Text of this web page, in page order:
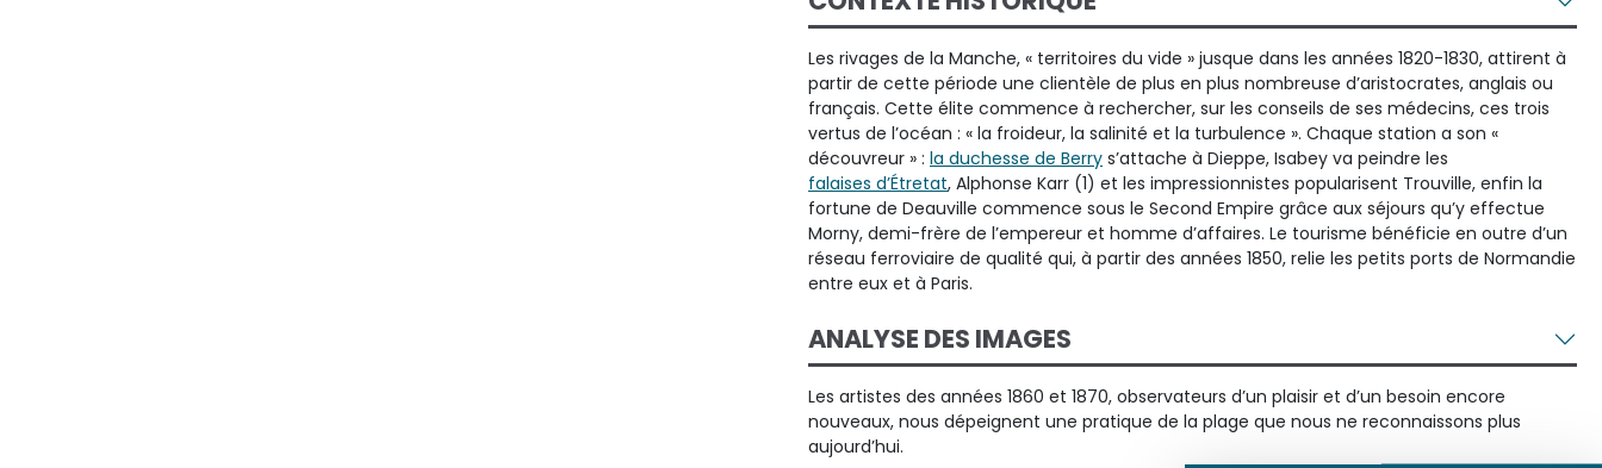
Les rivages de la Manche, « territoires du vide » jusque dans les années 1820-1830, attirent à
partir de cette période une clientèle de plus en plus nombreuse d’aristocrates, anglais ou
français. Cette élite commence à rechercher, sur les conseils de ses médecins, ces trois
vertus de l’océan : « la froideur, la salinité et la turbulence ». Chaque station a son «
découvreur » : la duchesse de Berry s’attache à Dieppe, Isabey va peindre les
falaises d’Étretat, Alphonse Karr (1) et les impressionnistes popularisent Trouville, enfin la
fortune de Deauville commence sous le Second Empire grâce aux séjours qu’y effectue
Morny, demi-frère de l’empereur et homme d’affaires. Le tourisme bénéficie en outre d’un
réseau ferroviaire de qualité qui, à partir des années 1850, relie les petits ports de Normandie
entre eux et à Paris.
ANALYSE DES IMAGES
Les artistes des années 1860 et 1870, observateurs d’un plaisir et d’un besoin encore
nouveaux, nous dépeignent une pratique de la plage que nous ne reconnaissons plus
aujourd’hui.